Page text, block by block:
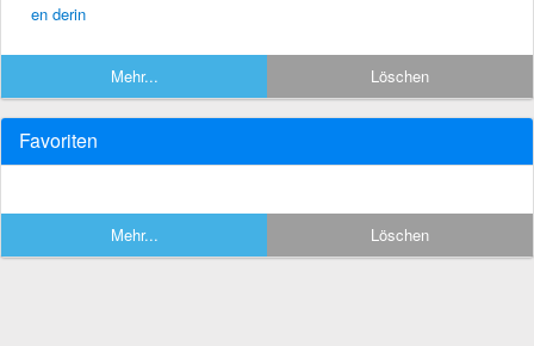
en derin
Mehr... Löschen
Favoriten
Mehr... Löschen